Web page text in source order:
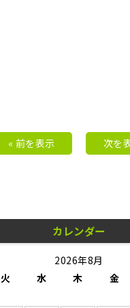
« 前を表示 次を
カレンダー
2026年8月
火 水 木 金